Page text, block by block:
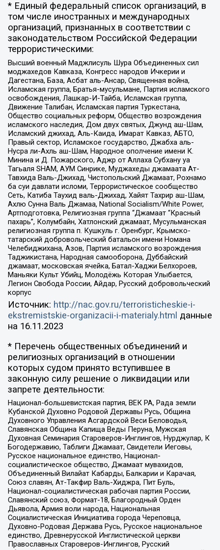
* Единый федеральный список организаций, в
том числе иностранных и международных
организаций, признанных в соответствии с
законодательством Российской Федерации
террористическими:
Высший военный Маджлисуль Шура Объединенных сил
моджахедов Кавказа, Конгресс народов Ичкерии и
Дагестана, База, Асбат аль-Ансар, Священная война,
Исламская группа, Братья-мусульмане, Партия исламского
освобождения, Лашкар-И-Тайба, Исламская группа,
Движение Талибан, Исламская партия Туркестана,
Общество социальных реформ, Общество возрождения
исламского наследия, Дом двух святых, Джунд аш-Шам,
Исламский джихад, Аль-Каида, Имарат Кавказ, АБТО,
Правый сектор, Исламское государство, Джабха аль-
Нусра ли-Ахль аш-Шам, Народное ополчение имени К.
Минина и Д. Пожарского, Аджр от Аллаха Субхану уа
Тагьаля SHAM, АУМ Синрике, Муджахеды джамаата Ат-
Тавхида Валь-Джихад, Чистопольский Джамаат, Рохнамо
ба суи давлати исломи, Террористическое сообщество
Сеть, Катиба Таухид валь-Джихад, Хайят Тахрир аш-Шам,
Ахлю Сунна Валь Джамаа, National Socialism/White Power,
Артподготовка, Религиозная группа “Джамаат “Красный
пахарь”, Колумбайн, Хатлонский джамаат, Мусульманская
религиозная группа п. Кушкуль г. Оренбург, Крымско-
татарский добровольческий батальон имени Номана
Челебиджихана, Азов, Партия исламского возрождения
Таджикистана, Народная самооборона, Дуббайский
джамаат, московская ячейка, Батал-Хаджи Белхороев,
Маньяки Культ Убийц, Молодёжь Которая Улыбается,
Легион Свобода России, Айдар, Русский добровольческий
корпус
Источник: http://nac.gov.ru/terroristicheskie-i-
ekstremistskie-organizacii-i-materialy.html данные
на 16.11.2023
* Перечень общественных объединений и
религиозных организаций в отношении
которых судом принято вступившее в
законную силу решение о ликвидации или
запрете деятельности:
Национал-большевистская партия, ВЕК РА, Рада земли
Кубанской Духовно Родовой Державы Русь, Община
Духовного Управления Асгардской Веси Беловодья,
Славянская Община Капища Веды Перуна, Мужская
Духовная Семинария Староверов-Инглингов, Нурджулар, К
Богодержавию, Таблиги Джамаат, Свидетели Иеговы,
Русское национальное единство, Национал-
социалистическое общество, Джамаат мувахидов,
Объединенный Вилайат Кабарды, Балкарии и Карачая,
Союз славян, Ат-Такфир Валь-Хиджра, Пит Буль,
Национал-социалистическая рабочая партия России,
Славянский союз, Формат-18, Благородный Орден
Дьявола, Армия воли народа, Национальная
Социалистическая Инициатива города Череповца,
Духовно-Родовая Держава Русь, Русское национальное
единство, Древнерусской Инглистической церкви
Православных Староверов-Инглингов, Русский